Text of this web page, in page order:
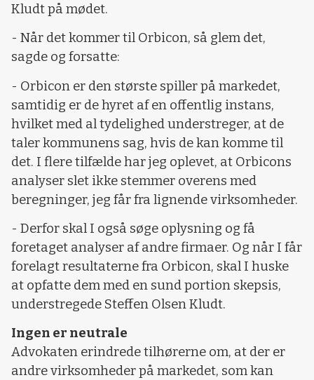
Kludt på mødet.
- Når det kommer til Orbicon, så glem det,
sagde og forsatte:
- Orbicon er den største spiller på markedet,
samtidig er de hyret af en offentlig instans,
hvilket med al tydelighed understreger, at de
taler kommunens sag, hvis de kan komme til
det. I flere tilfælde har jeg oplevet, at Orbicons
analyser slet ikke stemmer overens med
beregninger, jeg får fra lignende virksomheder.
- Derfor skal I også søge oplysning og få
foretaget analyser af andre firmaer. Og når I får
forelagt resultaterne fra Orbicon, skal I huske
at opfatte dem med en sund portion skepsis,
understregede Steffen Olsen Kludt.
Ingen er neutrale
Advokaten erindrede tilhørerne om, at der er
andre virksomheder på markedet, som kan